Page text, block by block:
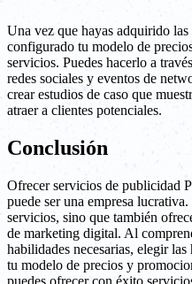
Una vez que hayas adquirido
configurado tu modelo de
servicios. Puedes hacerlo a
redes sociales y eventos de
crear estudios de caso que
atraer a clientes potenciales.
Conclusión
Ofrecer servicios de publicidad
puede ser una empresa
servicios, sino que también
de marketing digital. Al
habilidades necesarias, elegir las
tu modelo de precios y
puedes ofrecer con éxito